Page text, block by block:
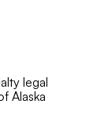
legal
Alaska